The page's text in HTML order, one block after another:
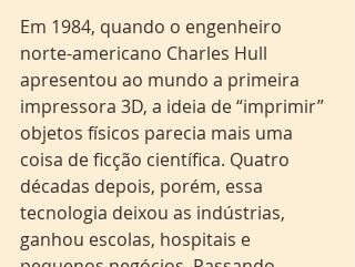
Em 1984, quando o engenheiro
norte-americano Charles Hull
apresentou ao mundo a primeira
impressora 3D, a ideia de “imprimir”
objetos físicos parecia mais uma
coisa de ficção científica. Quatro
décadas depois, porém, essa
tecnologia deixou as indústrias,
ganhou escolas, hospitais e